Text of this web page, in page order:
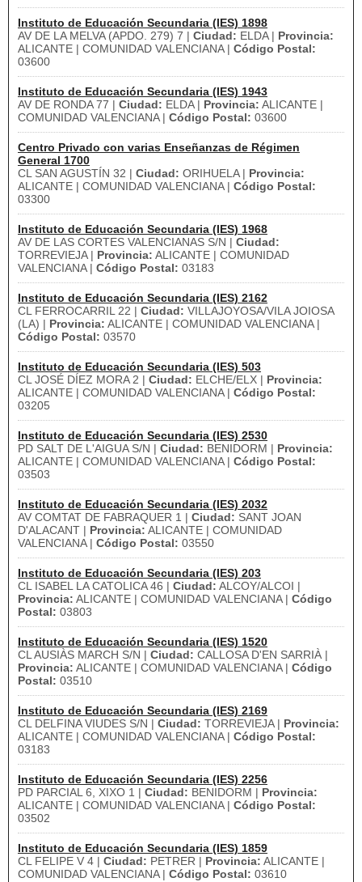
Instituto de Educación Secundaria (IES) 1898
AV DE LA MELVA (APDO. 279) 7 | Ciudad: ELDA | Provincia:
ALICANTE | COMUNIDAD VALENCIANA | Código Postal:
03600
Instituto de Educación Secundaria (IES) 1943
AV DE RONDA 77 | Ciudad: ELDA | Provincia: ALICANTE |
COMUNIDAD VALENCIANA | Código Postal: 03600
Centro Privado con varias Enseñanzas de Régimen
General 1700
CL SAN AGUSTÍN 32 | Ciudad: ORIHUELA | Provincia:
ALICANTE | COMUNIDAD VALENCIANA | Código Postal:
03300
Instituto de Educación Secundaria (IES) 1968
AV DE LAS CORTES VALENCIANAS S/N | Ciudad:
TORREVIEJA | Provincia: ALICANTE | COMUNIDAD
VALENCIANA | Código Postal: 03183
Instituto de Educación Secundaria (IES) 2162
CL FERROCARRIL 22 | Ciudad: VILLAJOYOSA/VILA JOIOSA
(LA) | Provincia: ALICANTE | COMUNIDAD VALENCIANA |
Código Postal: 03570
Instituto de Educación Secundaria (IES) 503
CL JOSÉ DÍEZ MORA 2 | Ciudad: ELCHE/ELX | Provincia:
ALICANTE | COMUNIDAD VALENCIANA | Código Postal:
03205
Instituto de Educación Secundaria (IES) 2530
PD SALT DE L'AIGUA S/N | Ciudad: BENIDORM | Provincia:
ALICANTE | COMUNIDAD VALENCIANA | Código Postal:
03503
Instituto de Educación Secundaria (IES) 2032
AV COMTAT DE FABRAQUER 1 | Ciudad: SANT JOAN
D'ALACANT | Provincia: ALICANTE | COMUNIDAD
VALENCIANA | Código Postal: 03550
Instituto de Educación Secundaria (IES) 203
CL ISABEL LA CATOLICA 46 | Ciudad: ALCOY/ALCOI |
Provincia: ALICANTE | COMUNIDAD VALENCIANA | Código
Postal: 03803
Instituto de Educación Secundaria (IES) 1520
CL AUSIÀS MARCH S/N | Ciudad: CALLOSA D'EN SARRIÀ |
Provincia: ALICANTE | COMUNIDAD VALENCIANA | Código
Postal: 03510
Instituto de Educación Secundaria (IES) 2169
CL DELFINA VIUDES S/N | Ciudad: TORREVIEJA | Provincia:
ALICANTE | COMUNIDAD VALENCIANA | Código Postal:
03183
Instituto de Educación Secundaria (IES) 2256
PD PARCIAL 6, XIXO 1 | Ciudad: BENIDORM | Provincia:
ALICANTE | COMUNIDAD VALENCIANA | Código Postal:
03502
Instituto de Educación Secundaria (IES) 1859
CL FELIPE V 4 | Ciudad: PETRER | Provincia: ALICANTE |
COMUNIDAD VALENCIANA | Código Postal: 03610